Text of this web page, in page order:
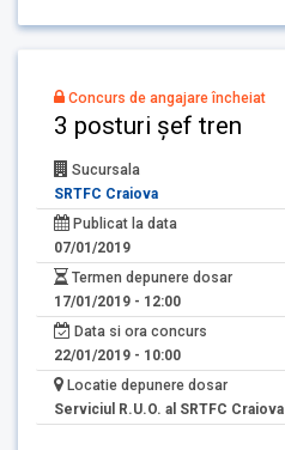
Concurs de angajare încheiat
3 posturi șef tren
Sucursala
SRTFC Craiova
Publicat la data
07/01/2019
Termen depunere dosar
17/01/2019 - 12:00
Data si ora concurs
22/01/2019 - 10:00
Locatie depunere dosar
Serviciul R.U.O. al SRTFC Craiova